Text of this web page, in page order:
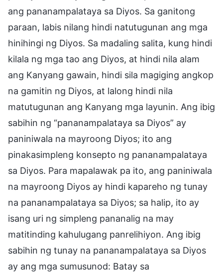
ang pananampalataya sa Diyos. Sa ganitong
paraan, labis nilang hindi natutugunan ang mga
hinihingi ng Diyos. Sa madaling salita, kung hindi
kilala ng mga tao ang Diyos, at hindi nila alam
ang Kanyang gawain, hindi sila magiging angkop
na gamitin ng Diyos, at lalong hindi nila
matutugunan ang Kanyang mga layunin. Ang ibig
sabihin ng “pananampalataya sa Diyos” ay
paniniwala na mayroong Diyos; ito ang
pinakasimpleng konsepto ng pananampalataya
sa Diyos. Para mapalawak pa ito, ang paniniwala
na mayroong Diyos ay hindi kapareho ng tunay
na pananampalataya sa Diyos; sa halip, ito ay
isang uri ng simpleng pananalig na may
matitinding kahulugang panrelihiyon. Ang ibig
sabihin ng tunay na pananampalataya sa Diyos
ay ang mga sumusunod: Batay sa